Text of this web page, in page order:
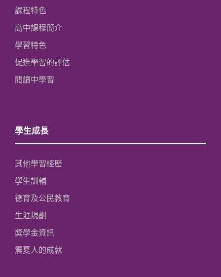
課程特色
高中課程簡介
學習特色
促進學習的評估
閱讀中學習
學生成長
其他學習經歷
學生訓輔
德育及公民教育
生涯規劃
獎學金資訊
震夏人的成就